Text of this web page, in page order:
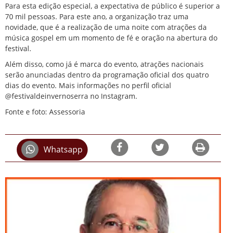
Para esta edição especial, a expectativa de público é superior a
70 mil pessoas. Para este ano, a organização traz uma
novidade, que é a realização de uma noite com atrações da
música gospel em um momento de fé e oração na abertura do
festival.
Além disso, como já é marca do evento, atrações nacionais
serão anunciadas dentro da programação oficial dos quatro
dias do evento. Mais informações no perfil oficial
@festivaldeinvernoserra no Instagram.
Fonte e foto: Assessoria
Whatsapp